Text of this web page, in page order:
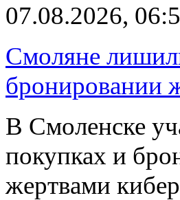
07.08.2026,
Смоляне
бронировании
В Смоленске
покупках и
жертвами